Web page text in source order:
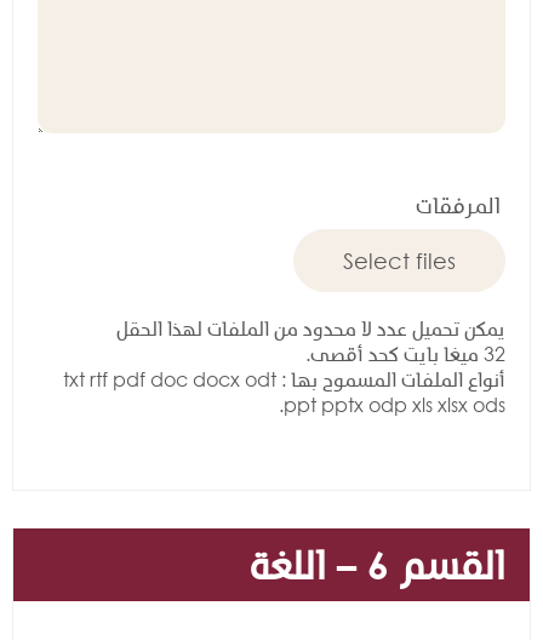
المرفقات
يمكن تحميل عدد لا محدود من الملفات لهذا الحقل
32 ميغا بايت كحد أقصى.
أنواع الملفات المسموح بها : txt rtf pdf doc docx odt
ppt pptx odp xls xlsx ods.
القسم 6 – اللغة